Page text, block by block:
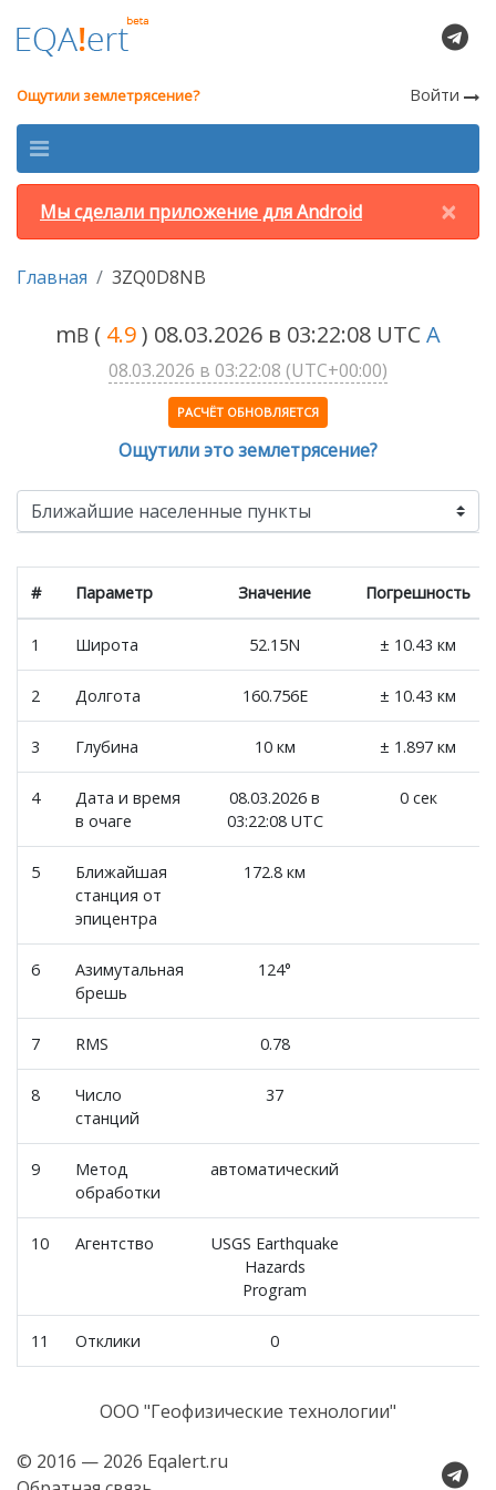
Ощутили землетрясение? Войти
×
Мы сделали приложение для Android
Главная 3ZQ0D8NB
mB ( 4.9) 08.03.2026 в 03:22:08 UTCA
08.03.2026 в 03:22:08 (UTC+00:00)
РАСЧЁТ ОБНОВЛЯЕТСЯ
Ощутили это землетрясение?
# Параметр Значение Погрешность
1 Широта 52.15N ± 10.43 км
2 Долгота 160.756E ± 10.43 км
3 Глубина 10 км ± 1.897 км
4
Дата и время
в очаге
08.03.2026 в
03:22:08 UTC
0 сек
5
Ближайшая
станция от
эпицентра
172.8 км
6
Азимутальная
брешь
124°
7 RMS 0.78
8
Число
станций
37
9
Метод
обработки
автоматический
10 Агентство
USGS Earthquake
Hazards
Program
11 Отклики 0
© 2016 — 2026 Eqalert.ru
ООО "Геофизические технологии"